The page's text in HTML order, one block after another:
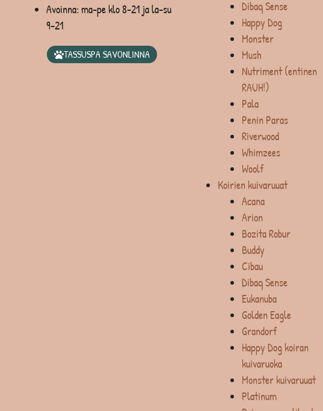
Avoinna: ma-pe klo 8-21 ja la-su
9-21
TASSUSPA SAVONLINNA
Dibaq Sense
Happy Dog
Monster
Mush
Nutriment (entinen
RAUH!)
Pala
Penin Paras
Riverwood
Whimzees
Woolf
Koirien kuivaruuat
Acana
Arion
Bozita Robur
Buddy
Cibau
Dibaq Sense
Eukanuba
Golden Eagle
Grandorf
Happy Dog koiran
kuivaruoka
Monster kuivaruuat
Platinum